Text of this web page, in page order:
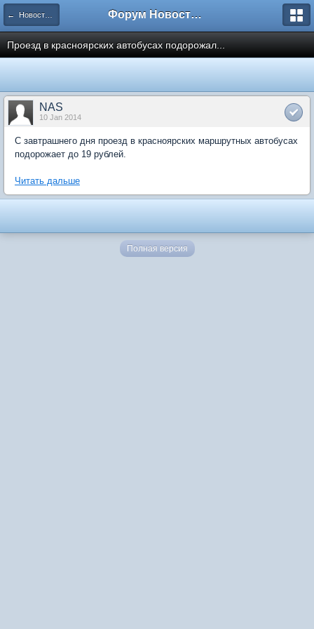
← Новости рынка недвижимости Форум Новостройки
Проезд в красноярских автобусах подорожал...
NAS
10 Jan 2014
С завтрашнего дня проезд в красноярских маршрутных автобусах
подорожает до 19 рублей.
Читать дальше
Полная версия